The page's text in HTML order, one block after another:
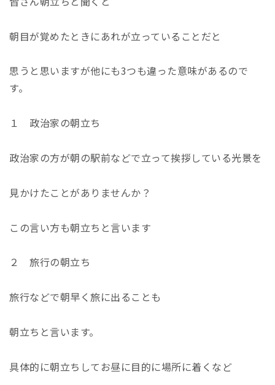
朝目が覚めたときにあれが立っていることだと
思うと思いますが他にも3つも違った意味があるので
す。
１ 政治家の朝立ち
政治家の方が朝の駅前などで立って挨拶している光景を
見かけたことがありませんか？
この言い方も朝立ちと言います
２ 旅行の朝立ち
旅行などで朝早く旅に出ることも
朝立ちと言います。
具体的に朝立ちしてお昼に目的に場所に着くなど